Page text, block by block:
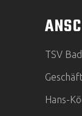
TSV
Hans-